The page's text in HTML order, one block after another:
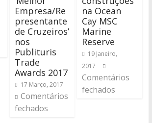
Empresa/Re
presentante
de Cruzeiros’
nos
Publituris
Trade
Awards 2017
17 Março, 2017
Comentários
fechados
na Ocean
Cay MSC
Marine
Reserve
19 Janeiro,
2017
Comentários
fechados